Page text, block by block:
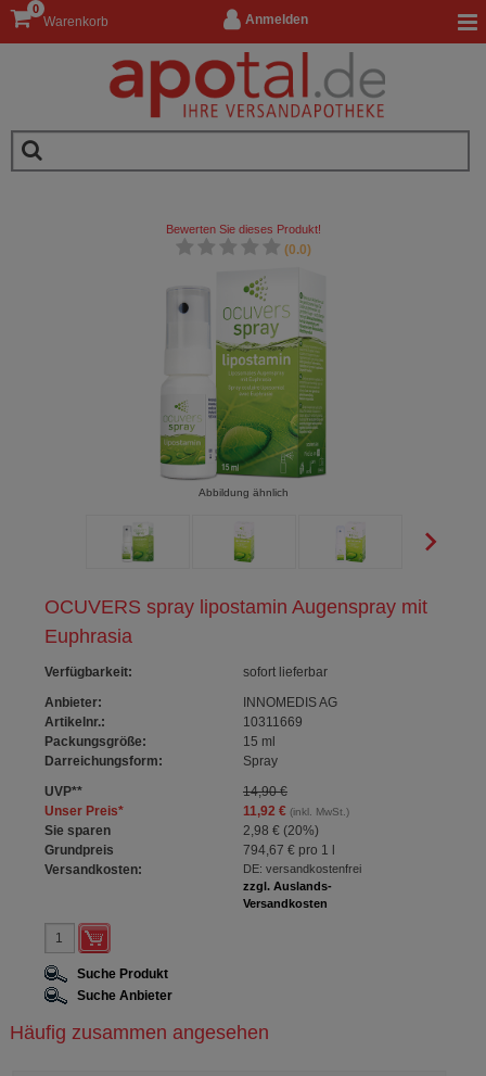
Anmelden
Warenkorb
0
OCUVERS spray lipostamin Augenspray mit
Euphrasia
Verfügbarkeit:
sofort lieferbar
Anbieter:
INNOMEDIS AG
Artikelnr.:
10311669
Packungsgröße:
15 ml
Darreichungsform:
Spray
UVP**
14,90 €
Unser Preis* 11,92 €(inkl. MwSt.)
Sie sparen 2,98 € (20%)
Grundpreis
794,67 €pro 1 l
Versandkosten:
DE: versandkostenfrei
zzgl. Auslands-
Versandkosten
Bewerten Sie dieses Produkt!
(0.0)
Abbildung ähnlich
Suche Produkt
Suche Anbieter
Häufig zusammen angesehen